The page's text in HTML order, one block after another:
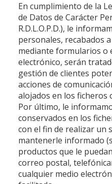
En cumplimiento de la
de Datos de Carácter
R.D.L.O.P.D.), le
personales, recabados
mediante formularios o
electrónico, serán
gestión de clientes
acciones de
alojados en los ficheros
Por último, le
conservados en los
con el fin de realizar un
mantenerle informado
productos que le
correo postal,
cualquier medio